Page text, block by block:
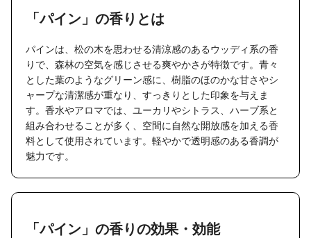
「パイン」の香りとは
パインは、松の木を思わせる清涼感のあるウッディ系の香
りで、森林の空気を感じさせる爽やかさが特徴です。青々
とした葉のようなグリーン感に、樹脂のほのかな甘さやシ
ャープな清潔感が重なり、すっきりとした印象を与えま
す。香水やアロマでは、ユーカリやシトラス、ハーブ系と
組み合わせることが多く、空間に自然な開放感を加える香
料として使用されています。軽やかで透明感のある香調が
魅力です。
「パイン」の香りの効果・効能